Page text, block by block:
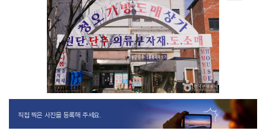
직접 찍은 사진을 등록해 주세요.